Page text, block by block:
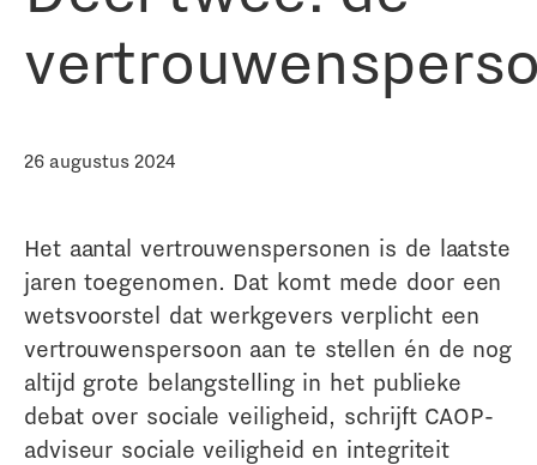
26 augustus 2024
Het aantal vertrouwenspersonen is de laatste
jaren toegenomen. Dat komt mede door een
wetsvoorstel dat werkgevers verplicht een
vertrouwenspersoon aan te stellen én de nog
altijd grote belangstelling in het publieke
debat over sociale veiligheid, schrijft CAOP-
adviseur sociale veiligheid en integriteit